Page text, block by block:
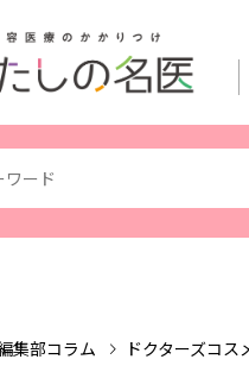
集部コラム ドクターズコ